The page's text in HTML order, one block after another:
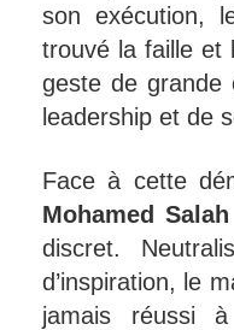
son exécution,
trouvé la faille et
geste de grande
leadership et de
Face à cette
Mohamed Salah
discret.
d’inspiration, le
jamais réussi